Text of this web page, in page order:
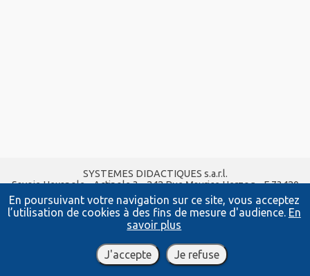
En poursuivant votre navigation sur ce site, vous acceptez
l’utilisation de cookies à des fins de mesure d'audience. En
savoir plus
J'accepte Je refuse
SYSTEMES DIDACTIQUES s.a.r.l.
Savoie Hexapole - Actipole 3 - 242 Rue Maurice Herzog - F 73420
VIVIERS DU LAC
Tel : 04 56 42 80 70| Fax :04 56 42 80 71
xavier.granjon@systemes-didactiques.fr
www.systemes-didactiques.fr